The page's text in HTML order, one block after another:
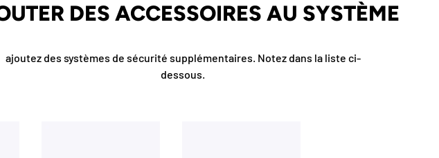
DES ACCESSOIRES AU SYSTÈME
ajoutez des systèmes de sécurité supplémentaires. Notez dans la liste ci-
dessous.